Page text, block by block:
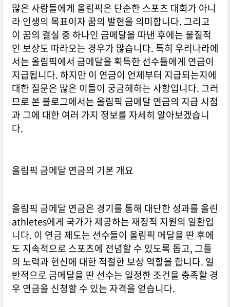
많은 사람들에게 올림픽은 단순한 스포츠 대회가 아니
라 인생의 목표이자 꿈의 발현을 의미합니다. 그리고
이 꿈의 결실 중 하나인 금메달을 따낸 후에는 물질적
인 보상도 따라오는 경우가 많습니다. 특히 우리나라에
서는 올림픽에서 금메달을 획득한 선수들에게 연금이
지급됩니다. 하지만 이 연금이 언제부터 지급되는지에
대한 질문은 많은 이들이 궁금해하는 사항입니다. 그러
므로 본 블로그에서는 올림픽 금메달 연금의 지급 시점
과 그에 대한 여러 가지 정보를 자세히 알아보겠습니
다.
올림픽 금메달 연금의 기본 개요
올림픽 금메달 연금은 경기를 통해 대단한 성과를 올린
athletes에게 국가가 제공하는 재정적 지원의 일환입
니다. 이 연금 제도는 선수들이 올림픽 메달을 딴 후에
도 지속적으로 스포츠에 전념할 수 있도록 돕고, 그들
의 노력과 헌신에 대한 적절한 보상 역할을 합니다. 일
반적으로 금메달을 딴 선수는 일정한 조건을 충족할 경
우 연금을 신청할 수 있는 자격을 얻습니다.